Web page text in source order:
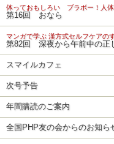
体っておもしろい ブラボー！人
第16回 おなら
マンガで学ぶ 漢方式セルフケアの
第82回 深夜から午前中の正
スマイルカフェ
次号予告
年間購読のご案内
全国PHP友の会からのお知ら